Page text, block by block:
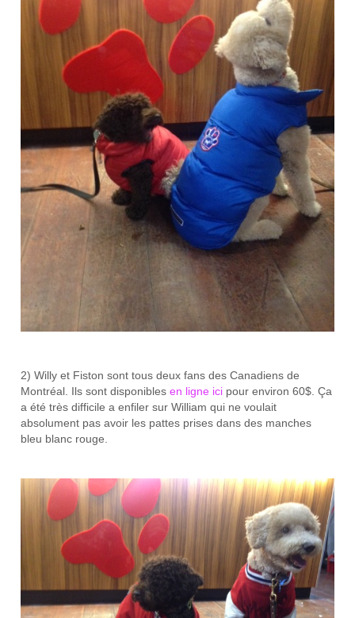
2) Willy et Fiston sont tous deux fans des Canadiens de
Montréal. Ils sont disponibles en ligne ici pour environ 60$. Ça
a été très difficile a enfiler sur William qui ne voulait
absolument pas avoir les pattes prises dans des manches
bleu blanc rouge.